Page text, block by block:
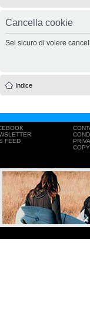
Cancella cookie
Sei sicuro di volere
Indice
FEED